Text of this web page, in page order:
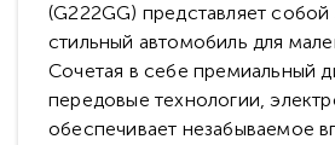
(G222GG) представляет собой
стильный автомобиль для
Сочетая в себе премиальный
передовые технологии,
обеспечивает незабываемое